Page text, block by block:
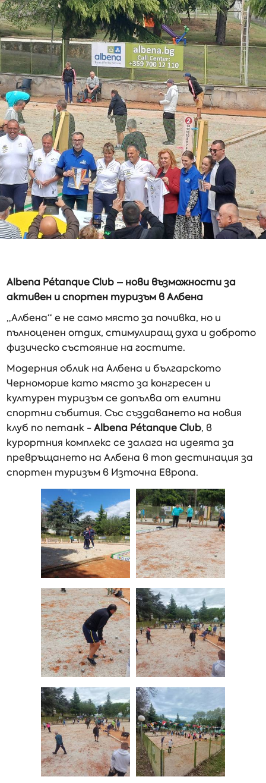
Albena Pétanque Club – нови възможности за
активен и спортен туризъм в Албена
„Албена“ е не само място за почивка, но и
пълноценен отдих, стимулиращ духа и доброто
физическо състояние на гостите.
Модерния облик на Албена и българското
Черноморие като място за конгресен и
културен туризъм се допълва от елитни
спортни събития. Със създаването на новия
клуб по петанк -Albena Pétanque Club, в
курортния комплекс се залага на идеята за
превръщането на Албена в топ дестинация за
спортен туризъм в Източна Европа.